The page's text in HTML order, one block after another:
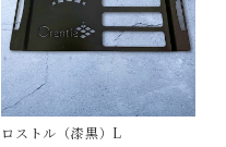
ロストル（漆黒）L